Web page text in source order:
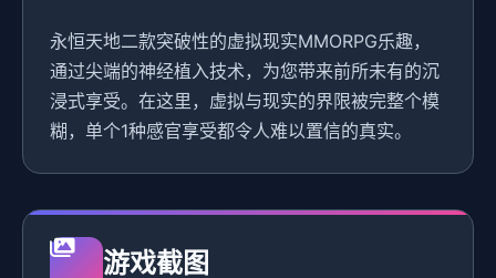
永恒天地二款突破性的虚拟现实MMORPG乐趣，
通过尖端的神经植入技术，为您带来前所未有的沉
浸式享受。在这里，虚拟与现实的界限被完整个模
糊，单个1种感官享受都令人难以置信的真实。
游戏截图